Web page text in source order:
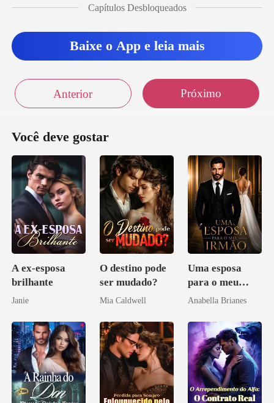
Capítulos Desbloqueados
Baixe o App e leia mais
Anterior Próximo
Você deve gostar
A ex-esposa
brilhante
Janie
O destino pode
ser mudado?
Mia Caldwell
Uma esposa
para o meu
irmão
Anabella Brianes